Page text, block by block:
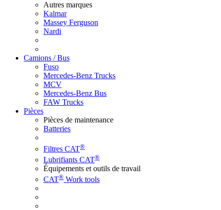
Autres marques
Kalmar
Massey Ferguson
Nardi
Camions / Bus
Fuso
Mercedes-Benz Trucks
MCV
Mercedes-Benz Bus
FAW Trucks
Pièces
Pièces de maintenance
Batteries
Filtres CAT®
Lubrifiants CAT®
Équipements et outils de travail
CAT® Work tools